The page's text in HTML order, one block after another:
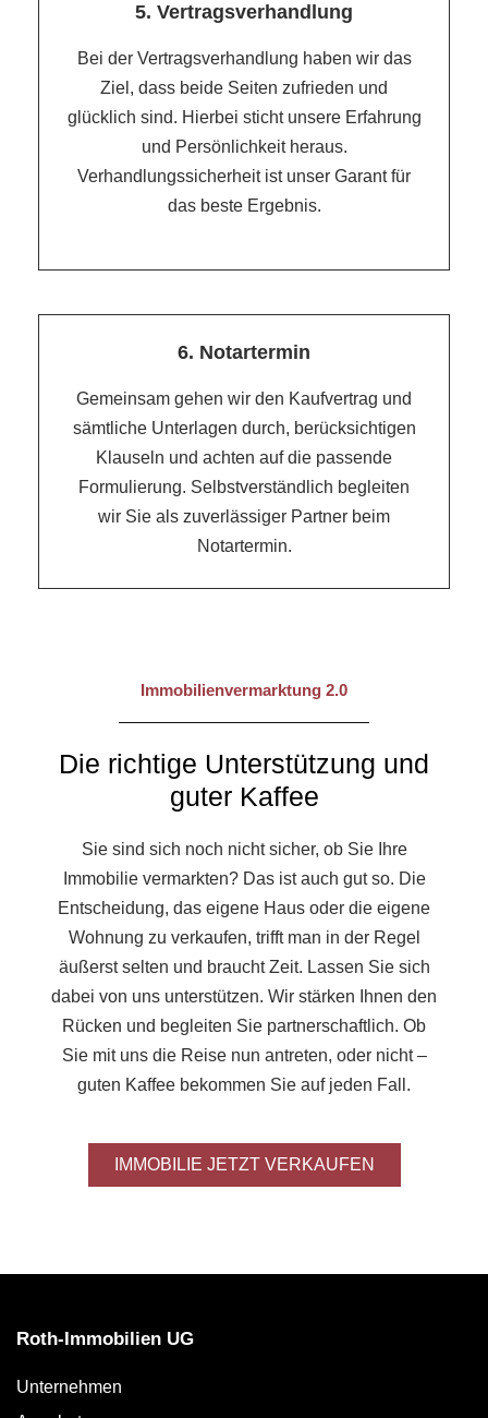
5. Vertragsverhandlung
Bei der Vertragsverhandlung haben wir das
Ziel, dass beide Seiten zufrieden und
glücklich sind. Hierbei sticht unsere Erfahrung
und Persönlichkeit heraus.
Verhandlungssicherheit ist unser Garant für
das beste Ergebnis.
6. Notartermin
Gemeinsam gehen wir den Kaufvertrag und
sämtliche Unterlagen durch, berücksichtigen
Klauseln und achten auf die passende
Formulierung. Selbstverständlich begleiten
wir Sie als zuverlässiger Partner beim
Notartermin.
Immobilienvermarktung 2.0
Die richtige Unterstützung und
guter Kaffee
Sie sind sich noch nicht sicher, ob Sie Ihre
Immobilie vermarkten? Das ist auch gut so. Die
Entscheidung, das eigene Haus oder die eigene
Wohnung zu verkaufen, trifft man in der Regel
äußerst selten und braucht Zeit. Lassen Sie sich
dabei von uns unterstützen. Wir stärken Ihnen den
Rücken und begleiten Sie partnerschaftlich. Ob
Sie mit uns die Reise nun antreten, oder nicht –
guten Kaffee bekommen Sie auf jeden Fall.
IMMOBILIE JETZT VERKAUFEN
Roth-Immobilien UG
Unternehmen